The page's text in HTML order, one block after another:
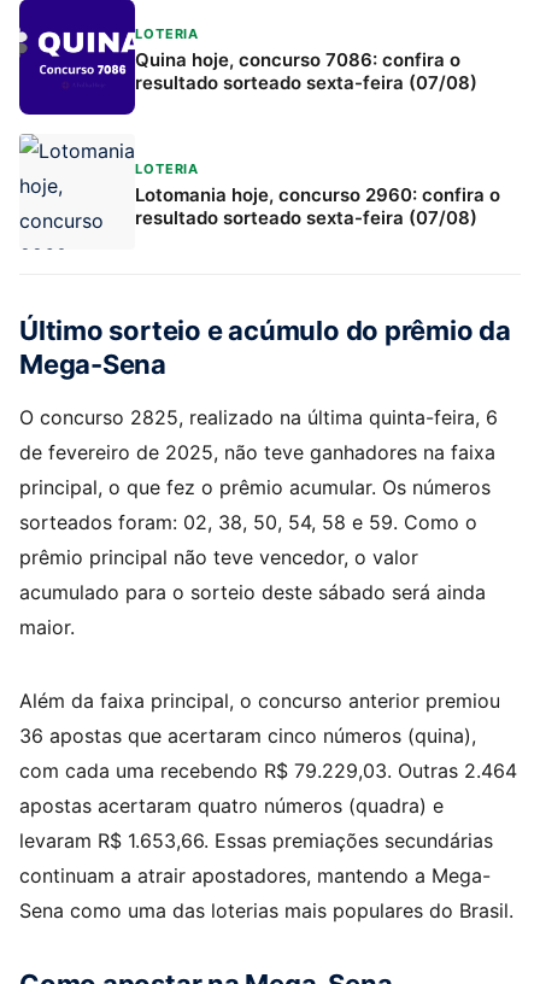
LOTERIA
Quina hoje, concurso 7086: confira o
resultado sorteado sexta-feira (07/08)
LOTERIA
Lotomania hoje, concurso 2960: confira o
resultado sorteado sexta-feira (07/08)
Último sorteio e acúmulo do prêmio da
Mega-Sena
O concurso 2825, realizado na última quinta-feira, 6
de fevereiro de 2025, não teve ganhadores na faixa
principal, o que fez o prêmio acumular. Os números
sorteados foram: 02, 38, 50, 54, 58 e 59. Como o
prêmio principal não teve vencedor, o valor
acumulado para o sorteio deste sábado será ainda
maior.
Além da faixa principal, o concurso anterior premiou
36 apostas que acertaram cinco números (quina),
com cada uma recebendo R$ 79.229,03. Outras 2.464
apostas acertaram quatro números (quadra) e
levaram R$ 1.653,66. Essas premiações secundárias
continuam a atrair apostadores, mantendo a Mega-
Sena como uma das loterias mais populares do Brasil.